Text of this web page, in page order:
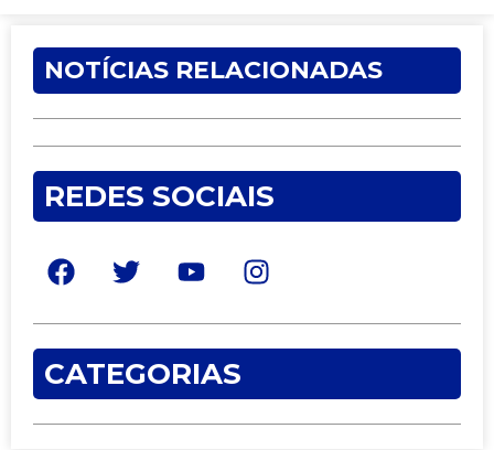
NOTÍCIAS RELACIONADAS
REDES SOCIAIS
CATEGORIAS